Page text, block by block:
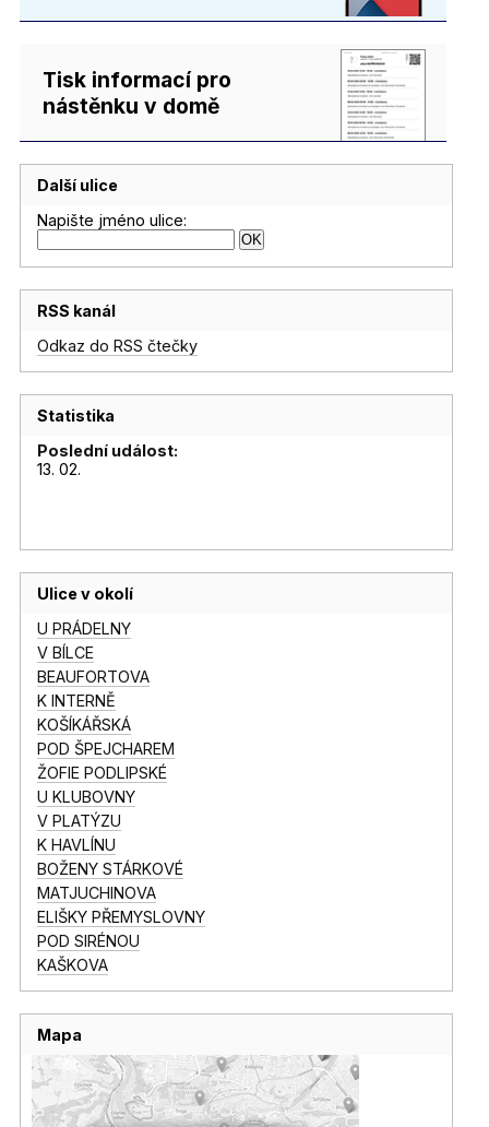
Tisk informací pro
nástěnku v domě
Další ulice
Napište jméno ulice:
RSS kanál
Odkaz do RSS čtečky
Statistika
Poslední událost:
13. 02.
Ulice v okolí
U PRÁDELNY
V BÍLCE
BEAUFORTOVA
K INTERNĚ
KOŠÍKÁŘSKÁ
POD ŠPEJCHAREM
ŽOFIE PODLIPSKÉ
U KLUBOVNY
V PLATÝZU
K HAVLÍNU
BOŽENY STÁRKOVÉ
MATJUCHINOVA
ELIŠKY PŘEMYSLOVNY
POD SIRÉNOU
KAŠKOVA
Mapa